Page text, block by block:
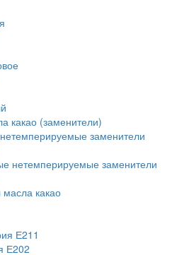
какао (заменители)
заменители
нетемперируемые заменители
какао
Е211
Е202